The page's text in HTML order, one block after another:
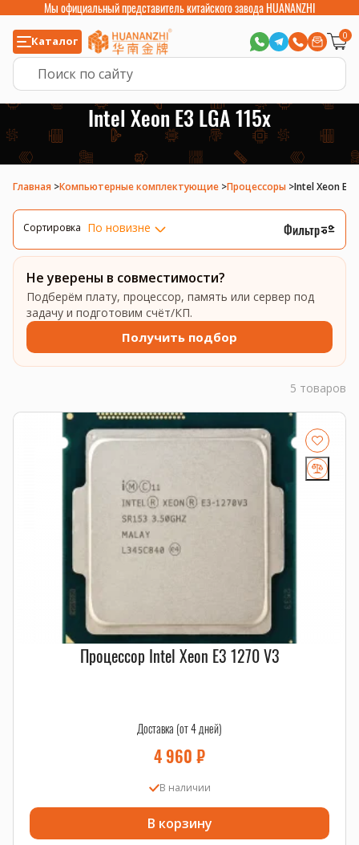
Мы официальный представитель китайского завода HUANANZHI
Каталог 0
Intel Xeon E3 LGA 115x
Главная >Компьютерные комплектующие >Процессоры >Intel Xeon E3
Сортировка По новизне Фильтр
Не уверены в совместимости?
Подберём плату, процессор, память или сервер под
задачу и подготовим счёт/КП.
Получить подбор
5 товаров
Процессор Intel Xeon E3 1270 V3
Доставка (от 4 дней)
4 960 ₽
В наличии
В корзину